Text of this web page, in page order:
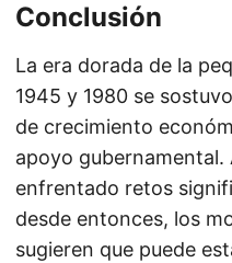
Conclusión
La era dorada de la
1945 y 1980 se
de crecimiento
apoyo gubernamental.
enfrentado retos
desde entonces, los
sugieren que puede